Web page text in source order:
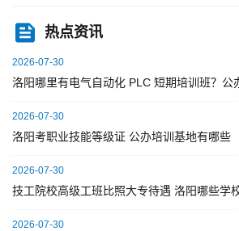
热点资讯
2026-07-30
洛阳哪里有电气自动化 PLC 短期培训班？公
2026-07-30
洛阳考职业技能等级证 公办培训基地有哪些
2026-07-30
技工院校高级工班比照大专待遇 洛阳哪些学
2026-07-30